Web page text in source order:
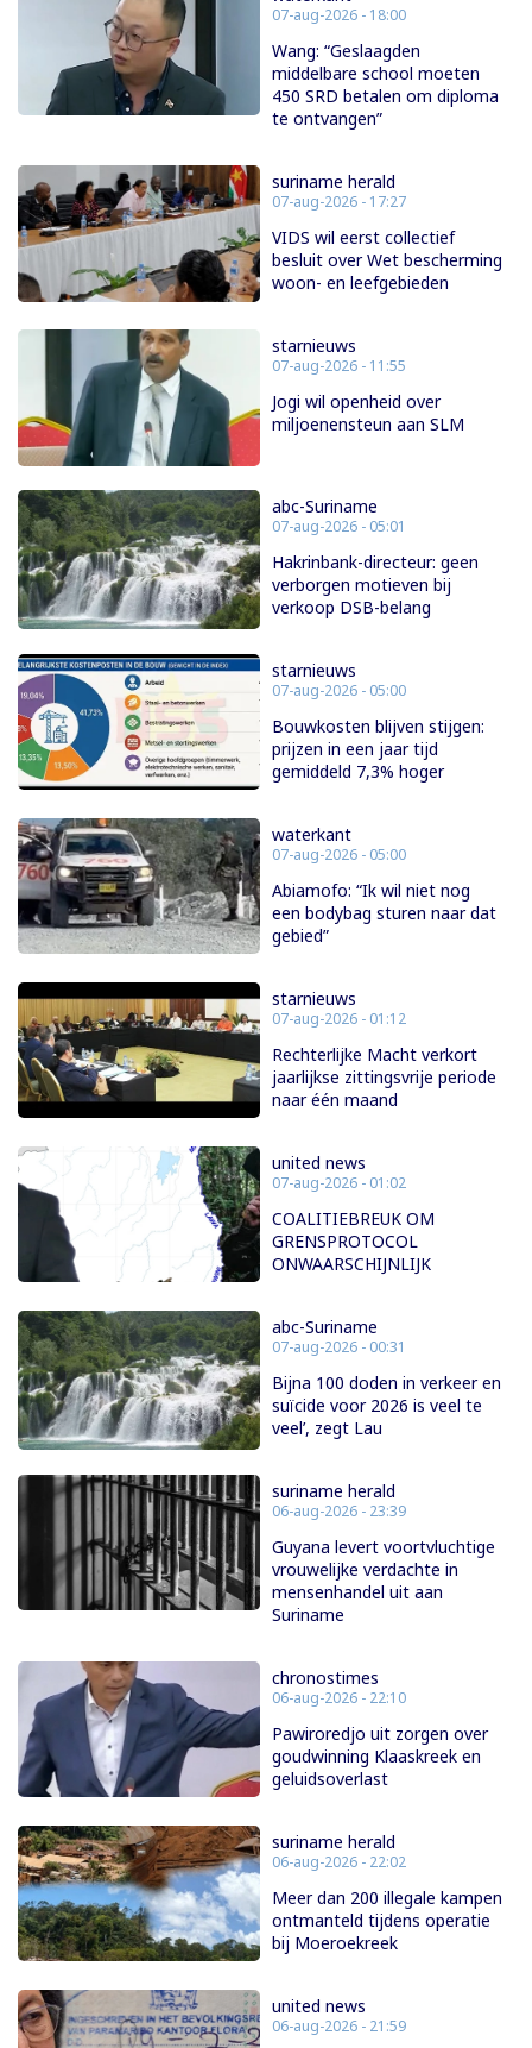
07-aug-2026 - 18:00
Wang: “Geslaagden
middelbare school moeten
450 SRD betalen om diploma
te ontvangen”
suriname herald
07-aug-2026 - 17:27
VIDS wil eerst collectief
besluit over Wet bescherming
woon- en leefgebieden
starnieuws
07-aug-2026 - 11:55
Jogi wil openheid over
miljoenensteun aan SLM
abc-Suriname
07-aug-2026 - 05:01
Hakrinbank-directeur: geen
verborgen motieven bij
verkoop DSB-belang
starnieuws
07-aug-2026 - 05:00
Bouwkosten blijven stijgen:
prijzen in een jaar tijd
gemiddeld 7,3% hoger
waterkant
07-aug-2026 - 05:00
Abiamofo: “Ik wil niet nog
een bodybag sturen naar dat
gebied”
starnieuws
07-aug-2026 - 01:12
Rechterlijke Macht verkort
jaarlijkse zittingsvrije periode
naar één maand
united news
07-aug-2026 - 01:02
COALITIEBREUK OM
GRENSPROTOCOL
ONWAARSCHIJNLIJK
abc-Suriname
07-aug-2026 - 00:31
Bijna 100 doden in verkeer en
suïcide voor 2026 is veel te
veel’, zegt Lau
suriname herald
06-aug-2026 - 23:39
Guyana levert voortvluchtige
vrouwelijke verdachte in
mensenhandel uit aan
Suriname
chronostimes
06-aug-2026 - 22:10
Pawiroredjo uit zorgen over
goudwinning Klaaskreek en
geluidsoverlast
suriname herald
06-aug-2026 - 22:02
Meer dan 200 illegale kampen
ontmanteld tijdens operatie
bij Moeroekreek
united news
06-aug-2026 - 21:59